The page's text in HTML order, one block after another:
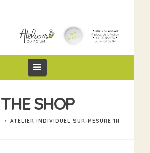
Navigation
THE SHOP
ATELIER INDIVIDUEL SUR-MESURE 1H